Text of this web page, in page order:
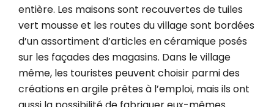
entière. Les maisons sont recouvertes de tuiles
vert mousse et les routes du village sont bordées
d’un assortiment d’articles en céramique posés
sur les façades des magasins. Dans le village
même, les touristes peuvent choisir parmi des
créations en argile prêtes à l’emploi, mais ils ont